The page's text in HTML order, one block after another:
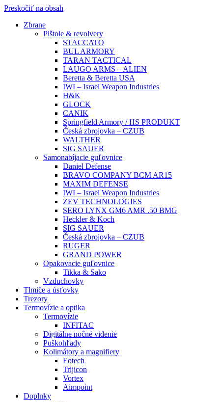
Preskočiť na obsah
Zbrane
Pištole & revolvery
STACCATO
BUL ARMORY
TARAN TACTICAL
LAUGO ARMS – ALIEN
Beretta & Beretta USA
IWI – Israel Weapon Industries
H&K
GLOCK
CANIK
Springfield Armory / HS PRODUKT
Česká zbrojovka – CZUB
WALTHER
SIG SAUER
Samonabíjacie guľovnice
Daniel Defense
BRAVO COMPANY BCM AR15
MAXIM DEFENSE
IWI – Israel Weapon Industries
ZEV TECHNOLOGIES
SERO LYNX GM6 AMR .50 BMG
Heckler & Koch
SIG SAUER
Česká zbrojovka – CZUB
RUGER
GRAND POWER
Opakovacie guľovnice
Tikka & Sako
Vzduchovky
Tlmiče a úsťovky
Trezory
Termovízie a optika
Termovízie
INFITAC
Digitálne nočné videnie
Puškohľady
Kolimátory a magnifiery
Eotech
Trijicon
Vortex
Aimpoint
Doplnky